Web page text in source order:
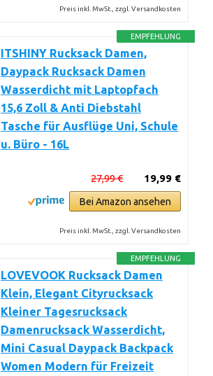
Preis inkl. MwSt., zzgl. Versandkosten
EMPFEHLUNG
ITSHINY Rucksack Damen,
Daypack Rucksack Damen
Wasserdicht mit Laptopfach
15,6 Zoll & Anti Diebstahl
Tasche für Ausflüge Uni, Schule
u. Büro - 16L
19,99 €
27,99 €
Bei Amazon ansehen
Preis inkl. MwSt., zzgl. Versandkosten
EMPFEHLUNG
LOVEVOOK Rucksack Damen
Klein, Elegant Cityrucksack
Kleiner Tagesrucksack
Damenrucksack Wasserdicht,
Mini Casual Daypack Backpack
Women Modern für Freizeit